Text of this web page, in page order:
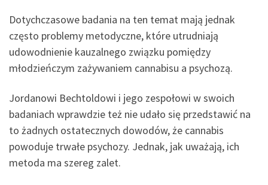
Dotychczasowe badania na ten temat mają jednak
często problemy metodyczne, które utrudniają
udowodnienie kauzalnego związku pomiędzy
młodzieńczym zażywaniem cannabisu a psychozą.
Jordanowi Bechtoldowi i jego zespołowi w swoich
badaniach wprawdzie też nie udało się przedstawić na
to żadnych ostatecznych dowodów, że cannabis
powoduje trwałe psychozy. Jednak, jak uważają, ich
metoda ma szereg zalet.